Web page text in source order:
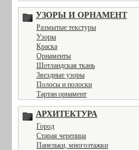
УЗОРЫ И ОРНАМЕНТ
Размытые текстуры
Узоры
Краска
Орнаменты
Шотландская ткань
Звездные узоры
Полосы и полоски
Тартан орнамент
АРХИТЕКТУРА
Город
Старая черепица
Панельки, многоэтажки